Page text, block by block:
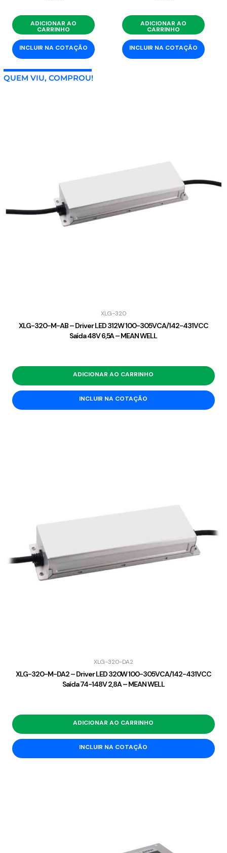
ADICIONAR AO
CARRINHO
INCLUIR NA COTAÇÃO
ADICIONAR AO
CARRINHO
INCLUIR NA COTAÇÃO
QUEM VIU, COMPROU!
XLG-320
XLG-320-M-AB – Driver LED 312W 100-305VCA/142-431VCC
Saída 48V 6,5A – MEAN WELL
ADICIONAR AO CARRINHO
INCLUIR NA COTAÇÃO
XLG-320-DA2
XLG-320-M-DA2 – Driver LED 320W 100-305VCA/142-431VCC
Saída 74-148V 2,8A – MEAN WELL
ADICIONAR AO CARRINHO
INCLUIR NA COTAÇÃO